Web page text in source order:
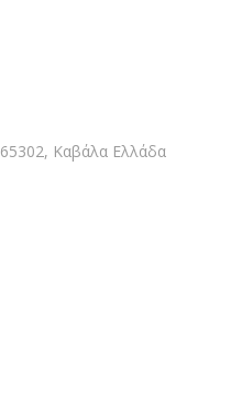
65302, Καβάλα Ελλάδα